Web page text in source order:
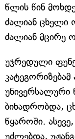
წლის წინ
ძალიან ცხელი
ძალიან მცირე
უჯრედული
უნივერსალური
ბინადრობდა,
წყაროში.
უძლებდა,